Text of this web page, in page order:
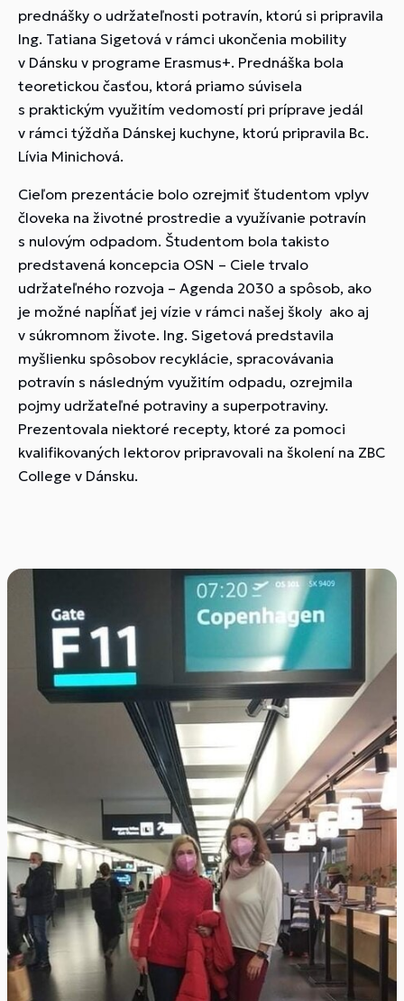
prednášky o udržateľnosti potravín, ktorú si pripravila
Ing. Tatiana Sigetová v rámci ukončenia mobility
v Dánsku v programe Erasmus+. Prednáška bola
teoretickou časťou, ktorá priamo súvisela
s praktickým využitím vedomostí pri príprave jedál
v rámci týždňa Dánskej kuchyne, ktorú pripravila Bc.
Lívia Minichová.
Cieľom prezentácie bolo ozrejmiť študentom vplyv
človeka na životné prostredie a využívanie potravín
s nulovým odpadom. Študentom bola takisto
predstavená koncepcia OSN – Ciele trvalo
udržateľného rozvoja – Agenda 2030 a spôsob, ako
je možné napĺňať jej vízie v rámci našej školy ako aj
v súkromnom živote. Ing. Sigetová predstavila
myšlienku spôsobov recyklácie, spracovávania
potravín s následným využitím odpadu, ozrejmila
pojmy udržateľné potraviny a superpotraviny.
Prezentovala niektoré recepty, ktoré za pomoci
kvalifikovaných lektorov pripravovali na školení na ZBC
College v Dánsku.